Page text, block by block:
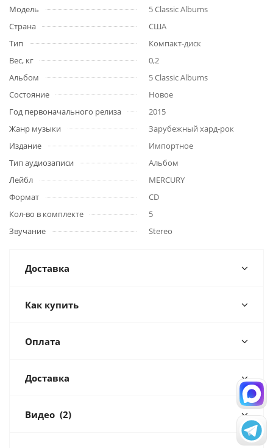
Модель
5 Classic Albums
Страна
США
Тип
Компакт-диск
Вес, кг
0,2
Альбом
5 Classic Albums
Состояние
Новое
Год первоначального релиза
2015
Жанр музыки
Зарубежный хард-рок
Издание
Импортное
Тип аудиозаписи
Альбом
Лейбл
MERCURY
Формат
CD
Кол-во в комплекте
5
Звучание
Stereo
Доставка
Как купить
Оплата
Доставка
Видео (2)